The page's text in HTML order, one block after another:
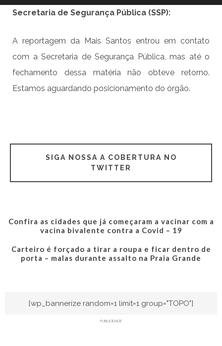
Secretaria de Segurança Pública (SSP):
A reportagem da Mais Santos entrou em contato
com a Secretaria de Segurança Pública, mas até o
fechamento dessa matéria não obteve retorno.
Estamos aguardando posicionamento do órgão.
SIGA NOSSA A COBERTURA NO
TWITTER
Confira as cidades que já começaram a vacinar com a
vacina bivalente contra a Covid – 19
Carteiro é forçado a tirar a roupa e ficar dentro de
porta – malas durante assalto na Praia Grande
[wp_bannerize random=1 limit=1 group="TOPO"]
PUBLICIDADE